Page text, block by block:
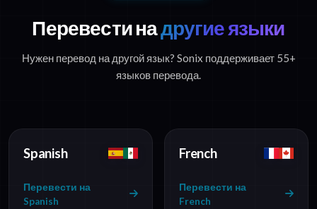
Перевести надругие языки
Нужен перевод на другой язык? Sonix поддерживает 55+
языков перевода.
Spanish
Перевести на
Spanish
French
Перевести на
French